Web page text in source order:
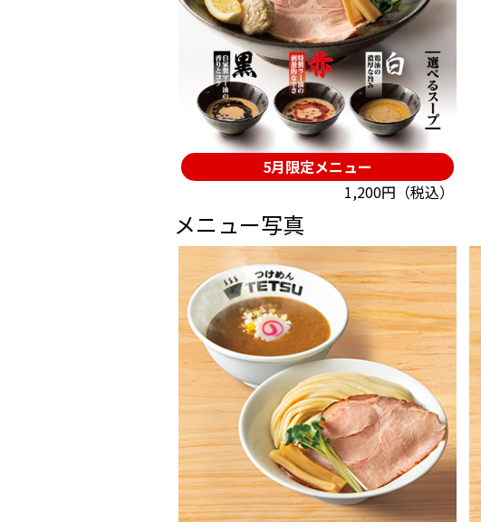
5月限定メニュー
1,200円（税込）
メニュー写真